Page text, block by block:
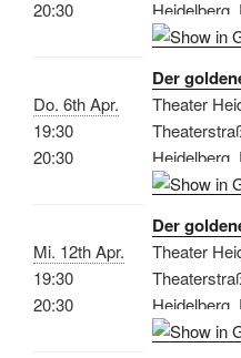
20:30
Do. 6th Apr.
19:30
20:30
Der
Theater
Mi. 12th Apr.
19:30
20:30
Der
Theater